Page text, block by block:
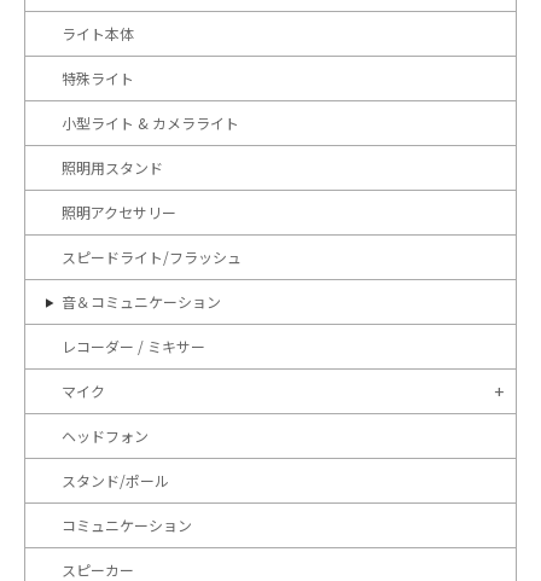
ライト本体
特殊ライト
小型ライト & カメラライト
照明用スタンド
照明アクセサリー
スピードライト/フラッシュ
音＆コミュニケーション
レコーダー / ミキサー
マイク
ヘッドフォン
スタンド/ポール
コミュニケーション
スピーカー